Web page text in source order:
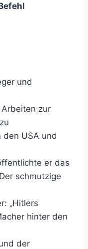
und
zur
USA und
er das
schmutzige
„Hitlers
hinter den
der